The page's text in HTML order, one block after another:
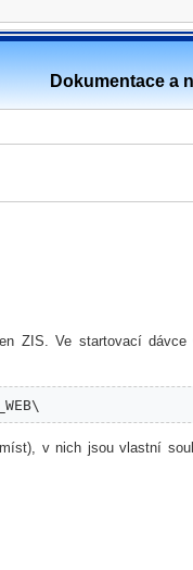
Dokumentace a
ZIS. Ve startovací
v nich jsou vlastní